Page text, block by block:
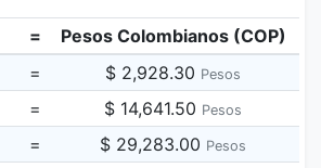
=
Pesos Colombianos (COP)
= $ 2,928.30 Pesos
= $ 14,641.50 Pesos
= $ 29,283.00 Pesos